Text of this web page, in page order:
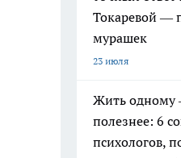
Токаревой —
мурашек
23 июля
Жить одному
полезнее: 6
психологов,